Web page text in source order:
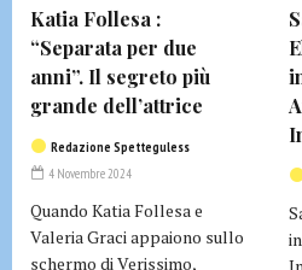
Katia Follesa :
“Separata per due
anni”. Il segreto più
grande dell’attrice
Redazione Spetteguless
4 Novembre 2024
Quando Katia Follesa e
Valeria Graci appaiono sullo
schermo di Verissimo,